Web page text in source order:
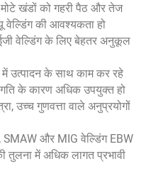
खंडों को गहरी पैठ और तेज
वेल्डिंग की आवश्यकता हो
वेल्डिंग के लिए बेहतर अनुकूल
में उत्पादन के साथ काम कर रहे
के कारण अधिक उपयुक्त हो
उच्च गुणवत्ता वाले अनुप्रयोगों
और MIG वेल्डिंग EBW
में अधिक लागत प्रभावी